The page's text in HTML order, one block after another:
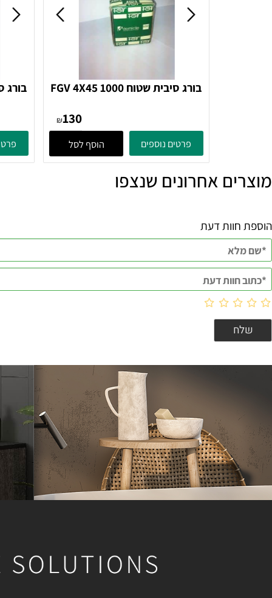
בורג סיבית שטוח FGV 4X45 1000
בורג
130
אחרונים שנצפו
דעת